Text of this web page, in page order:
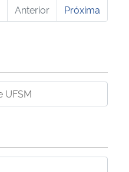
Anterior Próxima